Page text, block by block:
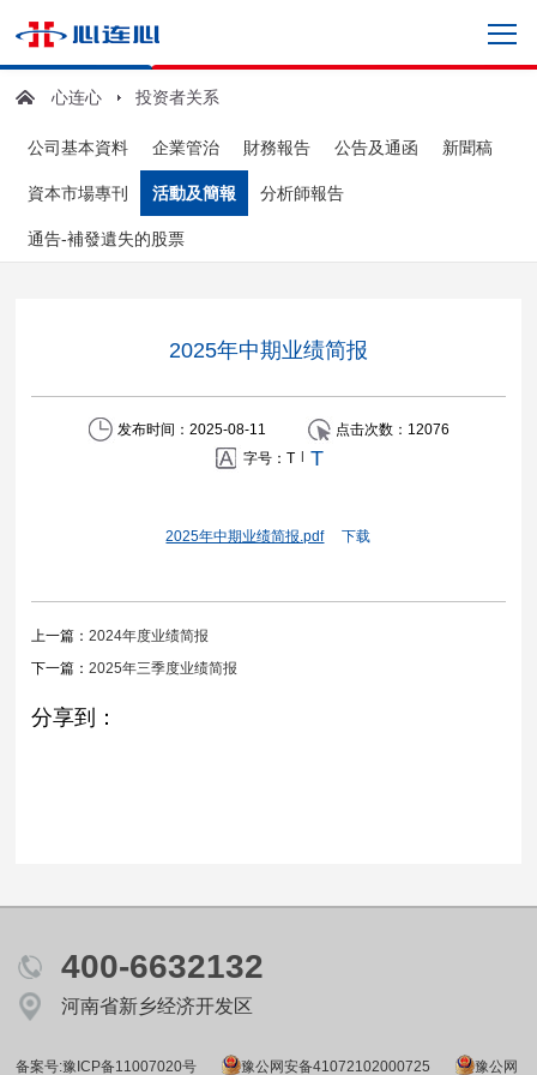
心连心 投资者关系
公司基本資料 企業管治 財務報告 公告及通函 新聞稿
資本市場專刊 活動及簡報 分析師報告
通告-補發遺失的股票
2025年中期业绩简报
发布时间：2025-08-11 点击次数： 12076
字号： T | T
2025年中期业绩简报.pdf 下载
上一篇：2024年度业绩简报
下一篇：2025年三季度业绩简报
分享到：
400-6632132
河南省新乡经济开发区
备案号:豫ICP备11007020号 豫公网安备41072102000725 豫公网